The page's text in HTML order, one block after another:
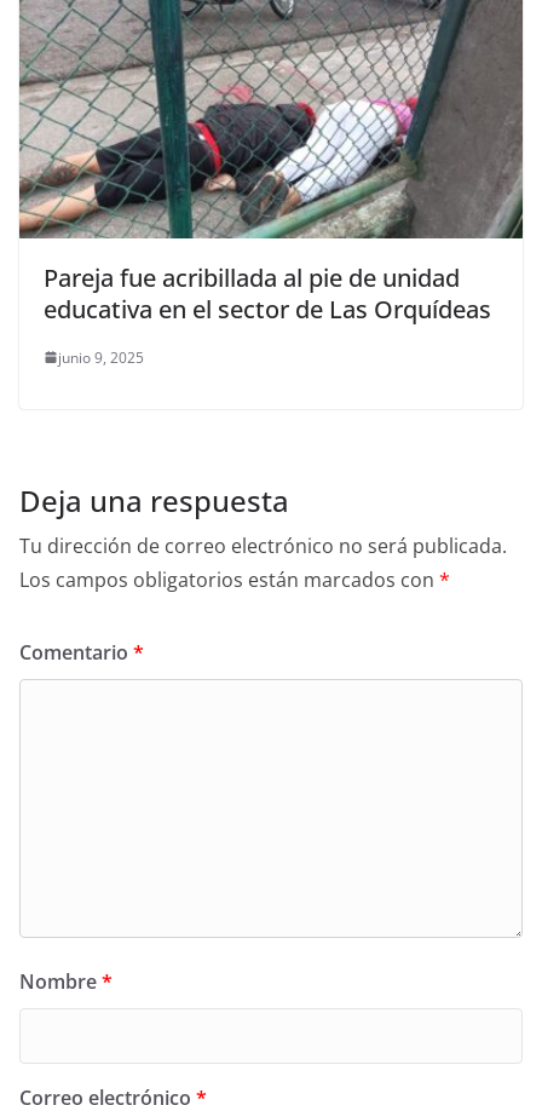
Pareja fue acribillada al pie de unidad
educativa en el sector de Las Orquídeas
junio 9, 2025
Deja una respuesta
Tu dirección de correo electrónico no será publicada.
Los campos obligatorios están marcados con *
Comentario *
Nombre*
Correo electrónico *